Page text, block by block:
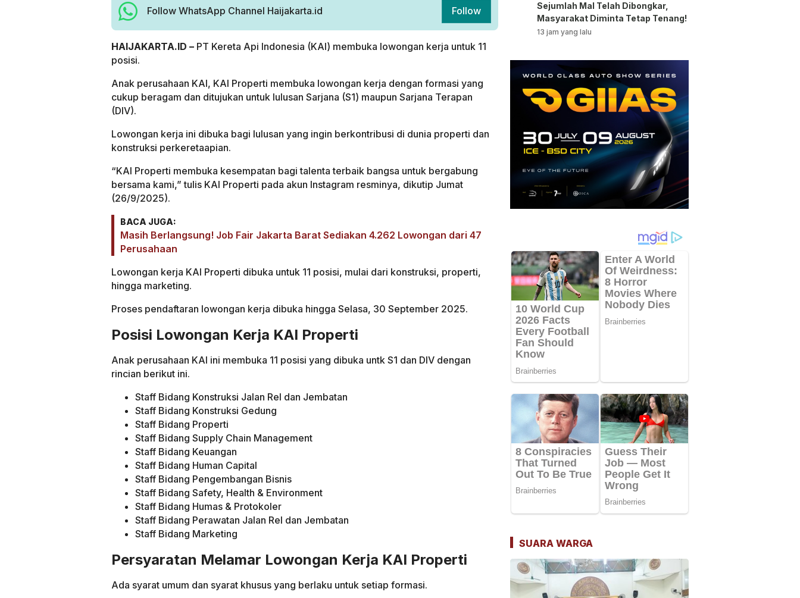
Follow WhatsApp Channel Haijakarta.id Follow
HAIJAKARTA.ID – PT Kereta Api Indonesia (KAI) membuka lowongan kerja untuk 11
posisi.
Anak perusahaan KAI, KAI Properti membuka lowongan kerja dengan formasi yang
cukup beragam dan ditujukan untuk lulusan Sarjana (S1) maupun Sarjana Terapan
(DIV).
Lowongan kerja ini dibuka bagi lulusan yang ingin berkontribusi di dunia properti dan
konstruksi perkeretaapian.
“KAI Properti membuka kesempatan bagi talenta terbaik bangsa untuk bergabung
bersama kami,” tulis KAI Properti pada akun Instagram resminya, dikutip Jumat
(26/9/2025).
BACA JUGA:
Masih Berlangsung! Job Fair Jakarta Barat Sediakan 4.262 Lowongan dari 47
Perusahaan
Lowongan kerja KAI Properti dibuka untuk 11 posisi, mulai dari konstruksi, properti,
hingga marketing.
Proses pendaftaran lowongan kerja dibuka hingga Selasa, 30 September 2025.
Posisi Lowongan Kerja KAI Properti
Anak perusahaan KAI ini membuka 11 posisi yang dibuka untk S1 dan DIV dengan
rincian berikut ini.
Staff Bidang Konstruksi Jalan Rel dan Jembatan
Staff Bidang Konstruksi Gedung
Staff Bidang Properti
Staff Bidang Supply Chain Management
Staff Bidang Keuangan
Staff Bidang Human Capital
Staff Bidang Pengembangan Bisnis
Staff Bidang Safety, Health & Environment
Staff Bidang Humas & Protokoler
Staff Bidang Perawatan Jalan Rel dan Jembatan
Staff Bidang Marketing
Persyaratan Melamar Lowongan Kerja KAI Properti
Ada syarat umum dan syarat khusus yang berlaku untuk setiap formasi.
Sejumlah Mal Telah Dibongkar,
Masyarakat Diminta Tetap Tenang!
13 jam yang lalu
SUARA WARGA